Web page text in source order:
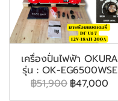
เครื่องปั่นไฟฟ้า OKURA
รุ่น : OK-EG6500WSE
฿51,900 ฿47,000